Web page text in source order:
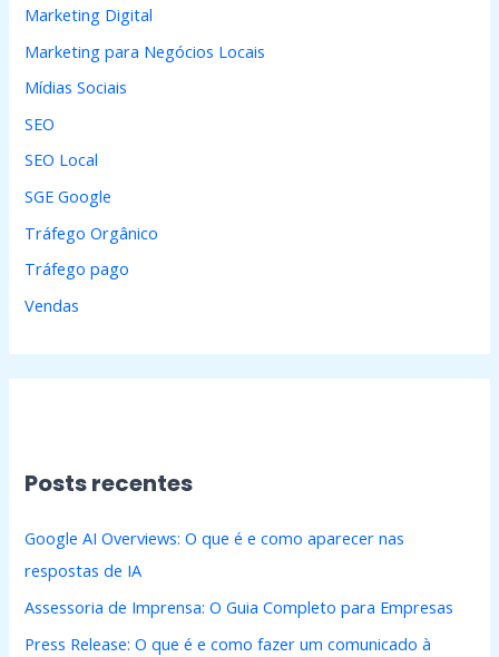
Marketing Digital
Marketing para Negócios Locais
Mídias Sociais
SEO
SEO Local
SGE Google
Tráfego Orgânico
Tráfego pago
Vendas
Posts recentes
Google AI Overviews: O que é e como aparecer nas
respostas de IA
Assessoria de Imprensa: O Guia Completo para Empresas
Press Release: O que é e como fazer um comunicado à